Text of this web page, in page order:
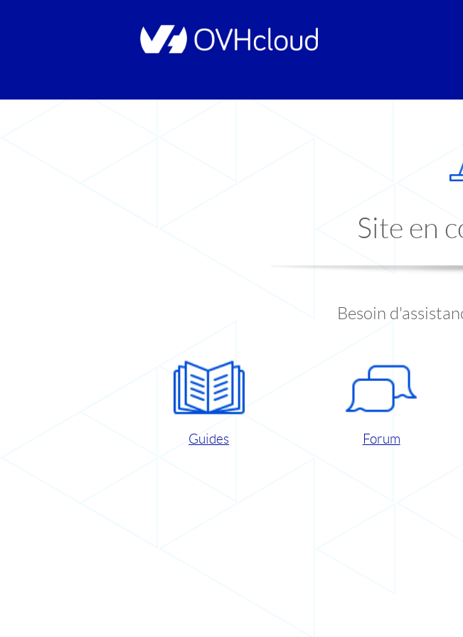
Site en
Besoin
Guides Forum